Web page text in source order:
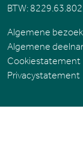
BTW:
Algemene
Algemene
Cookiestatement
Privacystatement